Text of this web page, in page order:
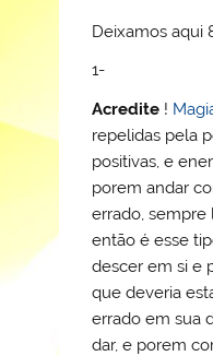
Deixamos aqui
1-
Acredite !
repelidas pela
positivas, e
porem andar
errado, sempre
então é esse
descer em si e
que deveria
errado em sua
dar, e porem